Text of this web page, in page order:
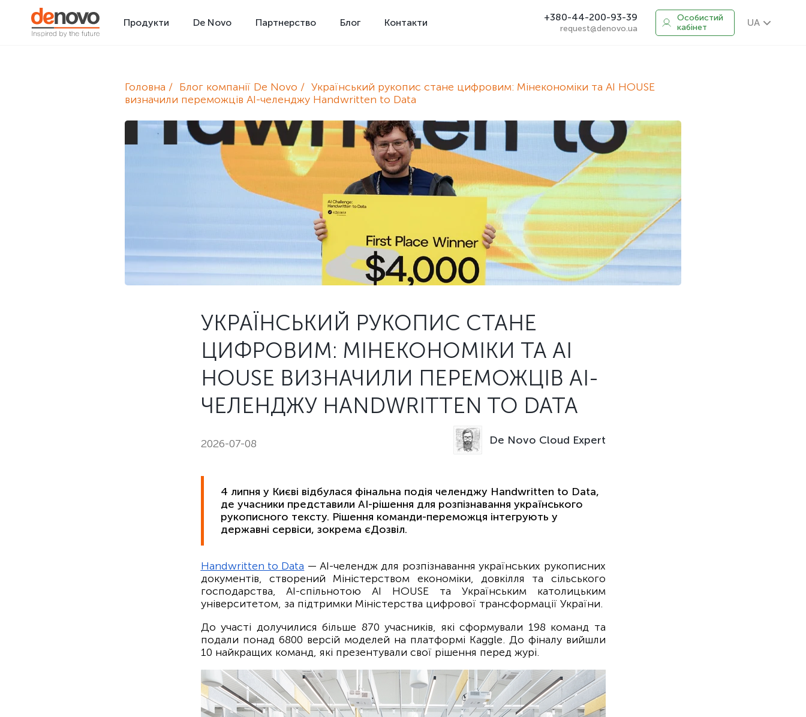
Продукти De Novo Партнерство Блог Контакти +380-44-200-93-39
request@denovo.ua
Особистий
кабінет
UA
Головна Блог компанії De Novo
Український рукопис стане цифровим: Мінекономіки та AI HOUSE
визначили переможців AI-челенджу Handwritten to Data
УКРАЇНСЬКИЙ РУКОПИС СТАНЕ
ЦИФРОВИМ: МІНЕКОНОМІКИ ТА AI
HOUSE ВИЗНАЧИЛИ ПЕРЕМОЖЦІВ AI-
ЧЕЛЕНДЖУ HANDWRITTEN TO DATA
2026-07-08 De Novo Cloud Expert
4 липня у Києві відбулася фінальна подія челенджу Handwritten to Data,
де учасники представили AI-рішення для розпізнавання українського
рукописного тексту. Рішення команди-переможця інтегрують у
державні сервіси, зокрема єДозвіл.
Handwritten to Data — АІ-челендж для розпізнавання українських рукописних
документів, створений Міністерством економіки, довкілля та сільського
господарства, AI-спільнотою AI HOUSE та Українським католицьким
університетом, за підтримки Міністерства цифрової трансформації України.
До участі долучилися більше 870 учасників, які сформували 198 команд та
подали понад 6800 версій моделей на платформі Kaggle. До фіналу вийшли
10 найкращих команд, які презентували свої рішення перед журі.